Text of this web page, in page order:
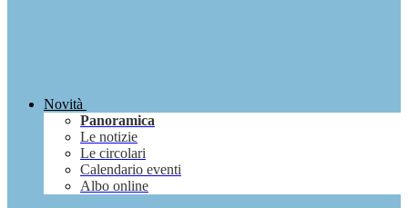
Novità
Panoramica
Le notizie
Le circolari
Calendario eventi
Albo online